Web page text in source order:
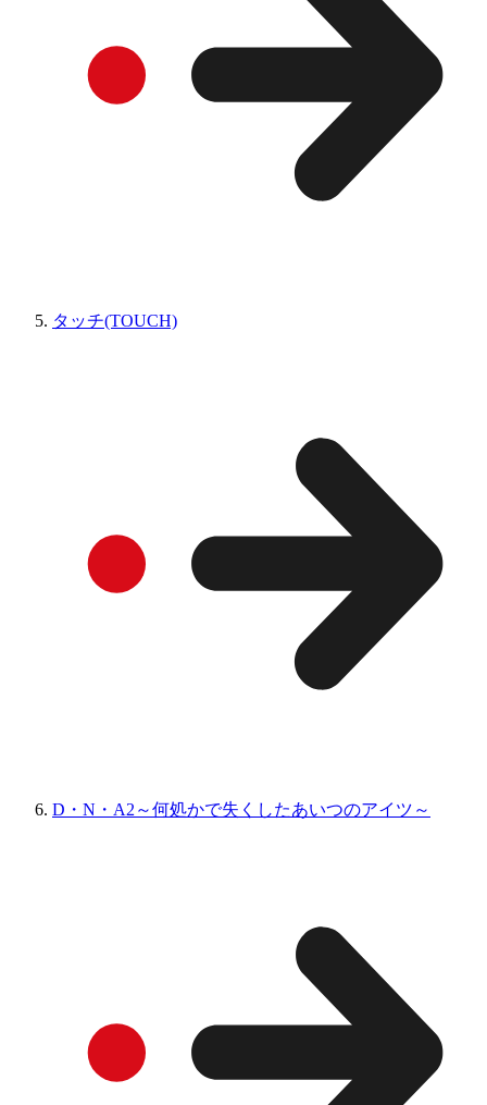
タッチ(TOUCH)
D・N・A2～何処かで失くしたあいつのアイツ～